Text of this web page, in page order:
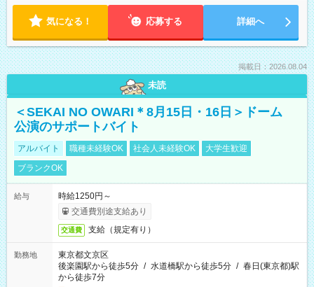
気になる！ 応募する 詳細へ
掲載日：2026.08.04
未読
＜SEKAI NO OWARI＊8月15日・16日＞ドーム
公演のサポートバイト
アルバイト 職種未経験OK 社会人未経験OK
大学生歓迎
ブランクOK
給与
時給1250円～
交通費別途支給あり
交通費 支給（規定有り）
勤務地
東京都文京区
後楽園駅から徒歩5分 / 水道橋駅から徒歩5分 / 春日(東京都)駅
から徒歩7分